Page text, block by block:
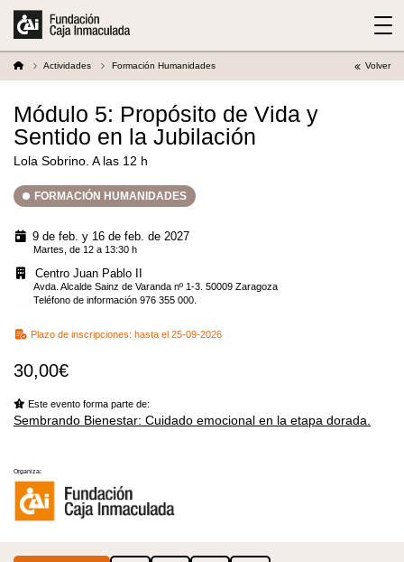
Actividades Formación Humanidades Volver
Módulo 5: Propósito de Vida y
Sentido en la Jubilación
Lola Sobrino. A las 12 h
FORMACIÓN HUMANIDADES
9 de feb. y 16 de feb. de 2027
Martes, de 12 a 13:30 h
Centro Juan Pablo II
Avda. Alcalde Sainz de Varanda nº 1-3. 50009 Zaragoza
Teléfono de información 976 355 000.
Plazo de inscripciones: hasta el 25-09-2026
30,00€
Este evento forma parte de:
Sembrando Bienestar: Cuidado emocional en la etapa dorada.
Organiza: